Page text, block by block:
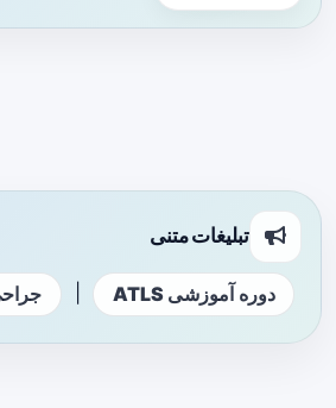
تبلیغات متنی
دوره آموزشی ATLS